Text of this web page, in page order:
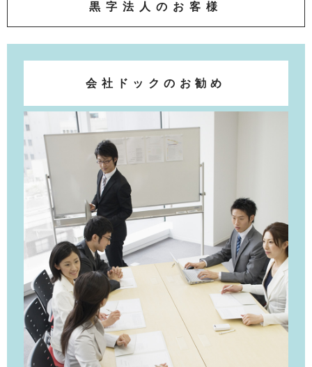
黒字法人のお客様
会社ドックのお勧め